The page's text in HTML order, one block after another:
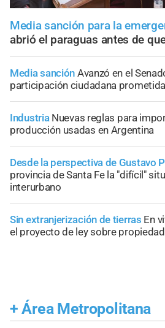
Media sanción para la
abrió el paraguas antes de
Media sanción Avanzó en el
participación ciudadana
Industria Nuevas reglas para
producción usadas en Argentina
Desde la perspectiva de Gustavo
provincia de Santa Fe la "difícil"
interurbano
Sin extranjerización de tierras En
el proyecto de ley sobre
+ Área Metropolitana